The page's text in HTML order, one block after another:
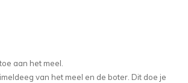
aan het meel.
van het meel en de boter. Dit doe je